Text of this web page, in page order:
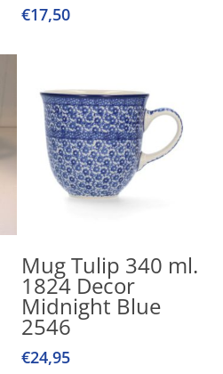
€17,50
Winkelwagen
Mug Tulip 340 ml.
1824 Decor
Midnight Blue
2546
€24,95